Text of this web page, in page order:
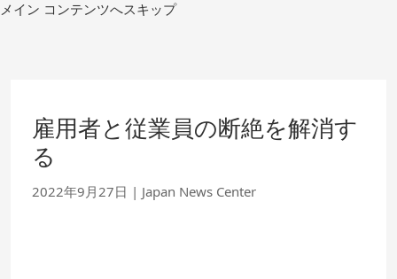
コ
メイン コンテンツへスキップ
雇用者と従業員の断絶を解消す
る
2022年9月27日 | Japan News Center